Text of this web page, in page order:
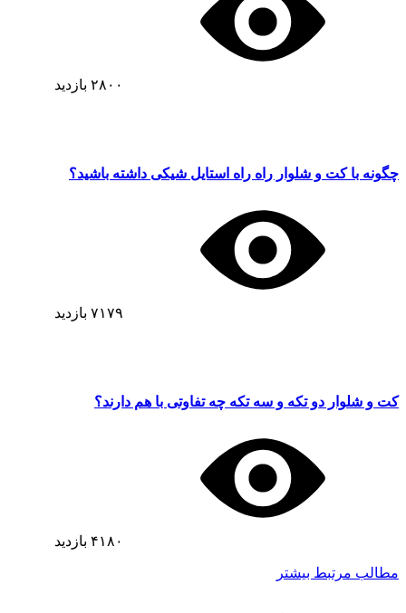
۲۸۰۰ بازدید
چگونه با کت و شلوار راه راه استایل شیکی داشته باشید؟
۷۱۷۹ بازدید
کت و شلوار دو تکه و سه تکه چه تفاوتی با هم دارند؟
۴۱۸۰ بازدید
مطالب مرتبط بیشتر